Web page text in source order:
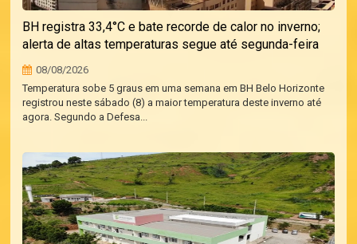
BH registra 33,4°C e bate recorde de calor no inverno;
alerta de altas temperaturas segue até segunda-feira
08/08/2026
Temperatura sobe 5 graus em uma semana em BH Belo Horizonte
registrou neste sábado (8) a maior temperatura deste inverno até
agora. Segundo a Defesa...